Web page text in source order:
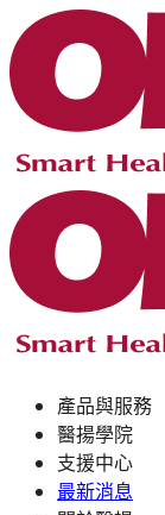
產品與服務
醫揚學院
支援中心
最新消息